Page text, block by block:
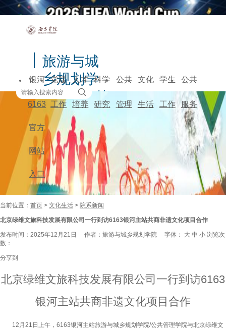
旅游与城
乡规划学
院 / 公共管
理学院
银河
6163
官方
网站
入口
党建
工作
人才
培养
科学
研究
公共
管理
文化
生活
学生
工作
公共
服务
当前位置： 首页 > 文化生活 > 院系新闻
北京绿维文旅科技发展有限公司一行到访6163银河主站共商非遗文化项目合作
发布时间：2025年12月21日 作者：旅游与城乡规划学院 字体： 大 中 小 浏览次
数：
分享到
北京绿维文旅科技发展有限公司一行到访6163
银河主站共商非遗文化项目合作
12月21日上午，6163银河主站旅游与城乡规划学院/公共管理学院与北京绿维文